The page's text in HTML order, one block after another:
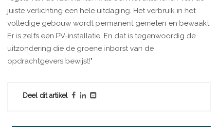
juiste verlichting een hele uitdaging. Het verbruik in het
volledige gebouw wordt permanent gemeten en bewaakt.
Er is zelfs een PV-installatie. En dat is tegenwoordig de
uitzondering die de groene inborst van de
opdrachtgevers bewijst!"
Deel dit artikel